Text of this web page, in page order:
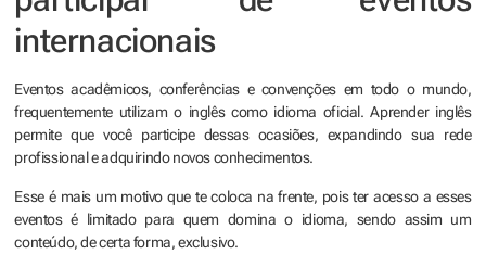
internacionais
Eventos acadêmicos, conferências e convenções em todo o mundo,
frequentemente utilizam o inglês como idioma oficial. Aprender inglês
permite que você participe dessas ocasiões, expandindo sua rede
profissional e adquirindo novos conhecimentos.
Esse é mais um motivo que te coloca na frente, pois ter acesso a esses
eventos é limitado para quem domina o idioma, sendo assim um
conteúdo, de certa forma, exclusivo.